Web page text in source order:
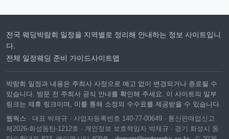
전국 웨딩박람회 일정을 지역별로 정리해 안내하는 정보 사이트입니
다.
전체 일정웨딩 준비 가이드사이트맵
박람회 일정과 내용은 주최사 사정으로 예고 없이 변경되거나 종료될 수
있습니다. 방문 전 주최사 공식 안내를 확인해 주세요. 이 사이트의 일부
링크는 제휴 링크이며, 이를 통해 소정의 수수료를 제공받을 수 있습니다.
웹웍스 · 대표 박재규 · 사업자등록번호 140-77-00649 · 통신판매업신고
제2026-화성동탄-1212호 · 개인정보 보호책임자 박재규 · 경기 화성시 동